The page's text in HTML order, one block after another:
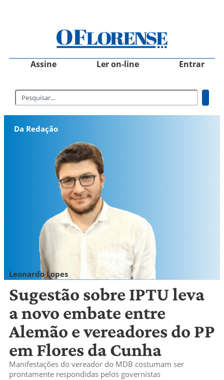
Assine Ler on-line Entrar
Da Redação
Leonardo Lopes
Sugestão sobre IPTU leva
a novo embate entre
Alemão e vereadores do PP
em Flores da Cunha
Manifestações do vereador do MDB costumam ser
prontamente respondidas pelos governistas